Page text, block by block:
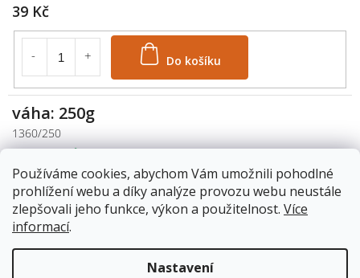
Používáme cookies, abychom Vám umožnili pohodlné
prohlížení webu a díky analýze provozu webu neustále
zlepšovali jeho funkce, výkon a použitelnost. Více
informací.
Nastavení
39 Kč
Do košíku
váha: 250g
1360/250
69 Kč
Do košíku
Skladem 13.8.2026